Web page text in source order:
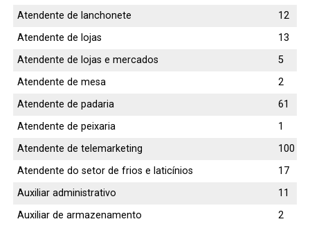
Atendente de lanchonete
12
Atendente de lojas
13
Atendente de lojas e mercados
5
Atendente de mesa
2
Atendente de padaria
61
Atendente de peixaria
1
Atendente de telemarketing
100
Atendente do setor de frios e laticínios
17
Auxiliar administrativo
11
Auxiliar de armazenamento
2